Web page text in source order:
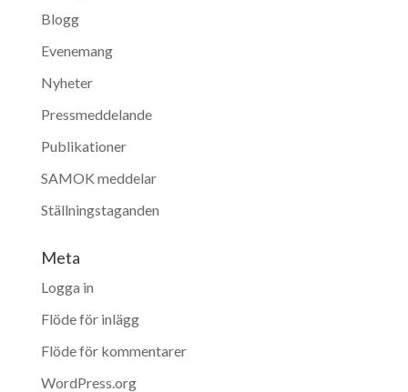
Blogg
Evenemang
Nyheter
Pressmeddelande
Publikationer
SAMOK meddelar
Ställningstaganden
Meta
Logga in
Flöde för inlägg
Flöde för kommentarer
WordPress.org